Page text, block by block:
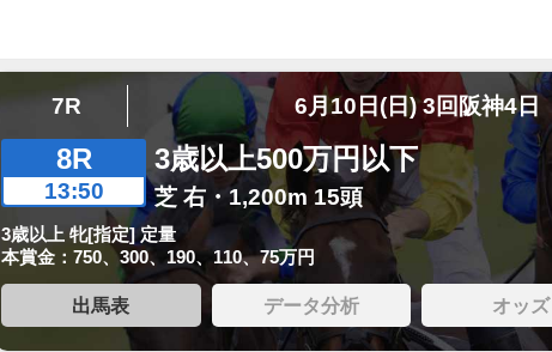
7R 6月10日(日) 3回阪神4日
8R
13:50
3歳以上500万円以下
芝 右・1,200m 15頭
3歳以上 牝[指定] 定量
本賞金：750、300、190、110、75万円
出馬表 データ分析 オッズ